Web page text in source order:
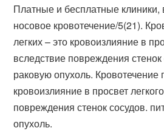
Платные и бесплатные клиники,
носовое кровотечение/5(21).
легких – это кровоизлияние в
вследствие повреждения
раковую опухоль. Кровотечение
кровоизлияние в просвет
повреждения стенок сосудов.
опухоль.